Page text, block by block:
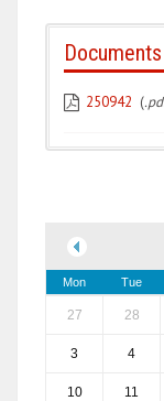
250942 (
Mon Tue
27 28
3 4
10 11